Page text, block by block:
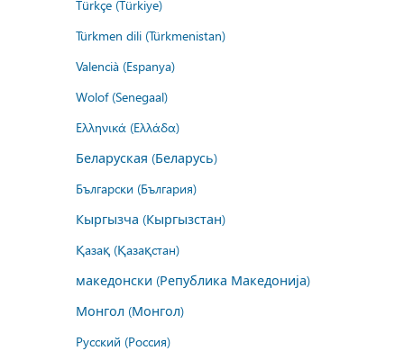
Türkçe (Türkiye)
Türkmen dili (Türkmenistan)
Valencià (Espanya)
Wolof (Senegaal)
Ελληνικά (Ελλάδα)
Беларуская (Беларусь)
Български (България)
Кыргызча (Кыргызстан)
Қазақ (Қазақстан)
македонски (Република Македонија)
Монгол (Монгол)
Русский (Россия)